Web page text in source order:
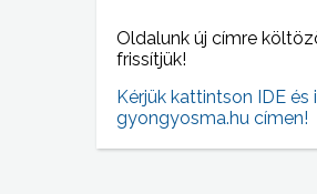
Oldalunk új címre
frissítjük!
Kérjük kattintson IDE
gyongyosma.hu címen!